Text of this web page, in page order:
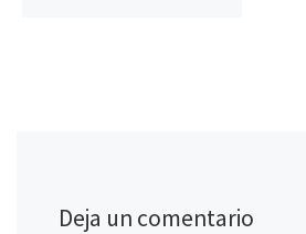
Deja un comentario